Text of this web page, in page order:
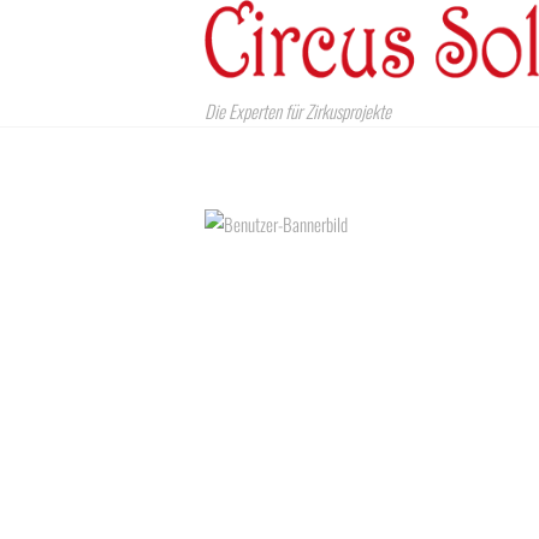
Die Experten für Zirkusprojekte